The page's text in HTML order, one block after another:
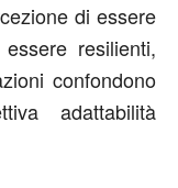
di essere
resilienti,
confondono
adattabilità